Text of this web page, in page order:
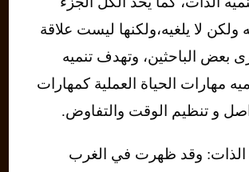
ولكن لا يلغيه،ولكنها ليست علاقة
بعض الباحثين، وتهدف تنميه
مهارات الحياة العملية كمهارات
و تنظيم الوقت والتفاوض.
الذات: وقد ظهرت في الغرب